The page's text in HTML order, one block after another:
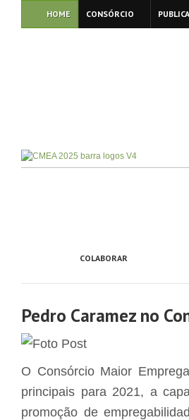
HOME CONSÓRCIO
COLABORAR
Pedro Caramez no
O Consórcio Maior
principais para 2021, a
promoção de